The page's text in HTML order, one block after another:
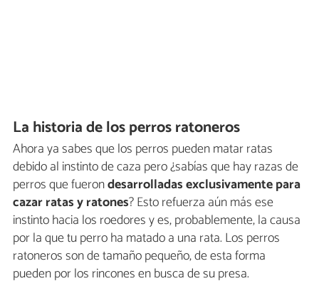
La historia de los perros ratoneros
Ahora ya sabes que los perros pueden matar ratas
debido al instinto de caza pero ¿sabías que hay razas de
perros que fuerondesarrolladas exclusivamente para
cazar ratas y ratones? Esto refuerza aún más ese
instinto hacia los roedores y es, probablemente, la causa
por la que tu perro ha matado a una rata. Los perros
ratoneros son de tamaño pequeño, de esta forma
pueden por los rincones en busca de su presa.